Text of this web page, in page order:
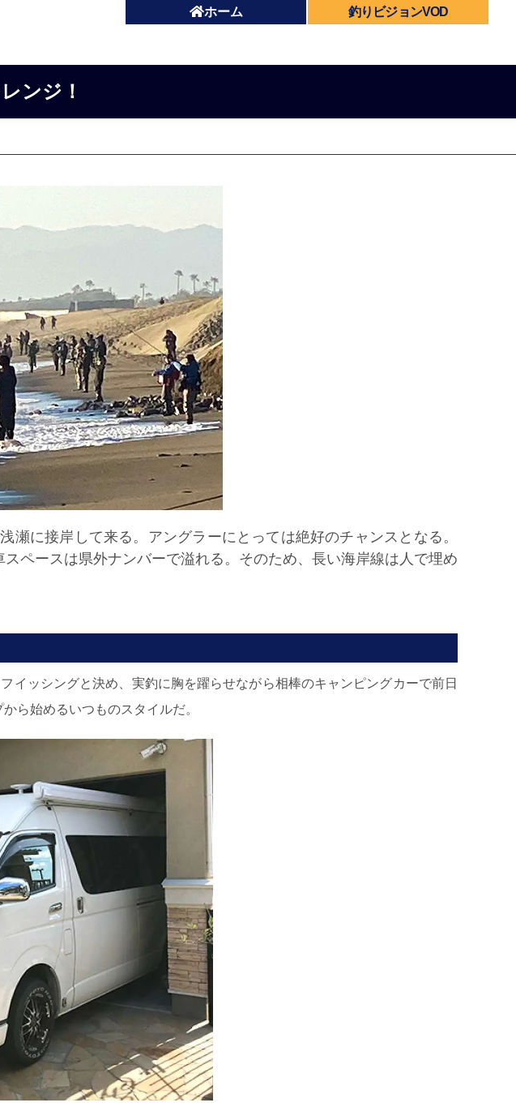
ホーム 釣りビジョンVOD
ンジ！
に接岸して来る。アングラーにとっては絶好のチャンスとなる。
ペースは県外ナンバーで溢れる。そのため、長い海岸線は人で埋め
ッシングと決め、実釣に胸を躍らせながら相棒のキャンピングカーで前日
ら始めるいつものスタイルだ。